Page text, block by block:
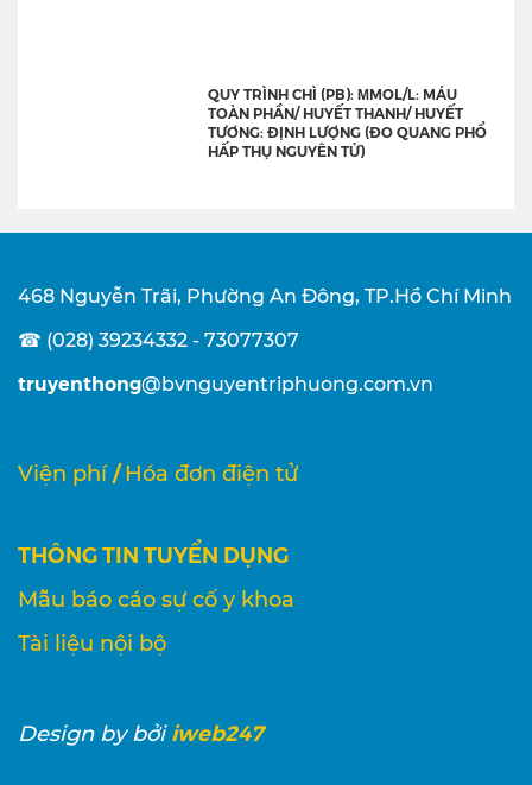
QUY TRÌNH CHÌ (PB): ΜMOL/L: MÁU
TOÀN PHẦN/ HUYẾT THANH/ HUYẾT
TƯƠNG: ĐỊNH LƯỢNG (ĐO QUANG PHỔ
HẤP THỤ NGUYÊN TỬ)
468 Nguyễn Trãi, Phường An Đông, TP.Hồ Chí Minh
☎ (028) 39234332 - 73077307
truyenthong@bvnguyentriphuong.com.vn
Viện phí / Hóa đơn điện tử
THÔNG TIN TUYỂN DỤNG
Mẫu báo cáo sự cố y khoa
Tài liệu nội bộ
Designby bởi iweb247